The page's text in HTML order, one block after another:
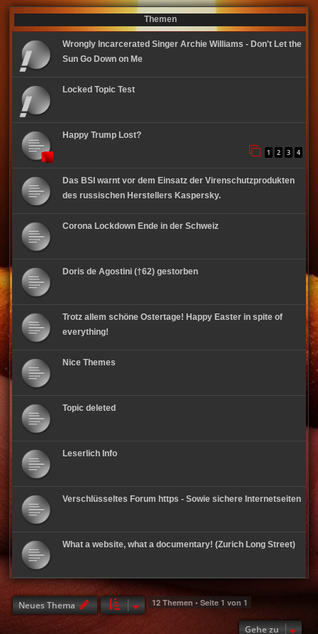
Themen
Wrongly Incarcerated Singer Archie Williams - Don't Let the
Sun Go Down on Me
Locked Topic Test
Happy Trump Lost?
1 2 3 4
Das BSI warnt vor dem Einsatz der Virenschutzprodukten
des russischen Herstellers Kaspersky.
Corona Lockdown Ende in der Schweiz
Doris de Agostini (†62) gestorben
Trotz allem schöne Ostertage! Happy Easter in spite of
everything!
Nice Themes
Topic deleted
Leserlich Info
Verschlüsseltes Forum https - Sowie sichere Internetseiten
What a website, what a documentary! (Zurich Long Street)
Neues Thema 12 Themen • Seite 1 von 1
Gehe zu